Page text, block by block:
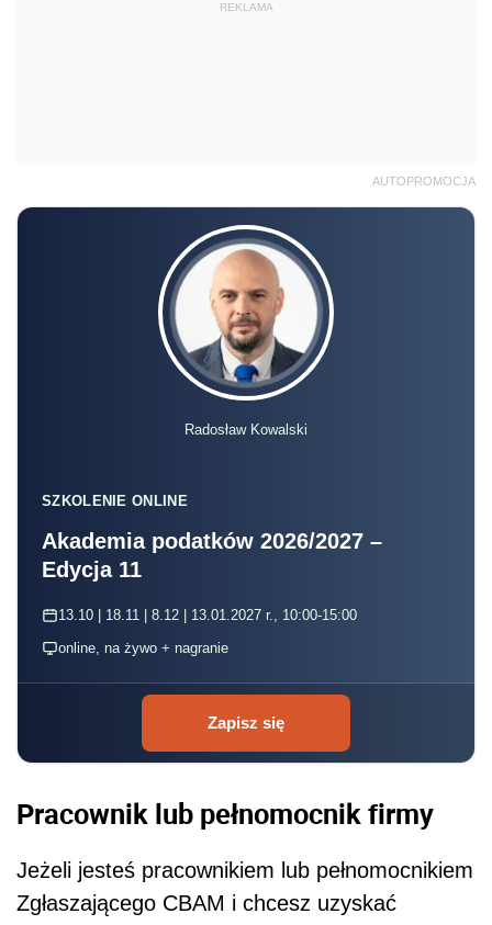
REKLAMA
AUTOPROMOCJA
Radosław Kowalski
SZKOLENIE ONLINE
Akademia podatków 2026/2027 –
Edycja 11
13.10 | 18.11 | 8.12 | 13.01.2027 r., 10:00-15:00
online, na żywo + nagranie
Zapisz się
Pracownik lub pełnomocnik firmy
Jeżeli jesteś pracownikiem lub pełnomocnikiem
Zgłaszającego CBAM i chcesz uzyskać